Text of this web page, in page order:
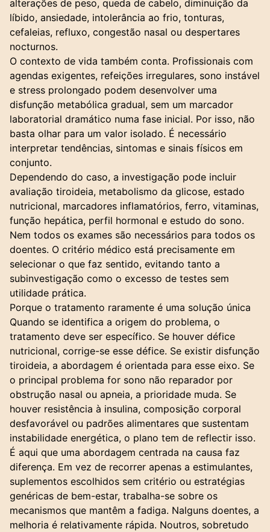
alterações de peso, queda de cabelo, diminuição da
líbido, ansiedade, intolerância ao frio, tonturas,
cefaleias, refluxo, congestão nasal ou despertares
nocturnos.
O contexto de vida também conta. Profissionais com
agendas exigentes, refeições irregulares, sono instável
e stress prolongado podem desenvolver uma
disfunção metabólica gradual, sem um marcador
laboratorial dramático numa fase inicial. Por isso, não
basta olhar para um valor isolado. É necessário
interpretar tendências, sintomas e sinais físicos em
conjunto.
Dependendo do caso, a investigação pode incluir
avaliação tiroideia, metabolismo da glicose, estado
nutricional, marcadores inflamatórios, ferro, vitaminas,
função hepática, perfil hormonal e estudo do sono.
Nem todos os exames são necessários para todos os
doentes. O critério médico está precisamente em
selecionar o que faz sentido, evitando tanto a
subinvestigação como o excesso de testes sem
utilidade prática.
Porque o tratamento raramente é uma solução única
Quando se identifica a origem do problema, o
tratamento deve ser específico. Se houver défice
nutricional, corrige-se esse défice. Se existir disfunção
tiroideia, a abordagem é orientada para esse eixo. Se
o principal problema for sono não reparador por
obstrução nasal ou apneia, a prioridade muda. Se
houver resistência à insulina, composição corporal
desfavorável ou padrões alimentares que sustentam
instabilidade energética, o plano tem de reflectir isso.
É aqui que uma abordagem centrada na causa faz
diferença. Em vez de recorrer apenas a estimulantes,
suplementos escolhidos sem critério ou estratégias
genéricas de bem-estar, trabalha-se sobre os
mecanismos que mantêm a fadiga. Nalguns doentes, a
melhoria é relativamente rápida. Noutros, sobretudo